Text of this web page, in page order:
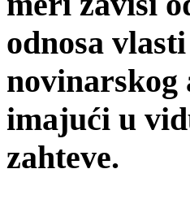
odnosa
novinarskog
imajući u
zahteve.